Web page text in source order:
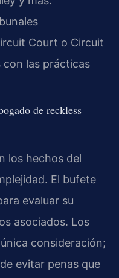
Court o Circuit
las prácticas
de reckless
los hechos del
El bufete
evaluar su
asociados. Los
consideración;
evitar penas que